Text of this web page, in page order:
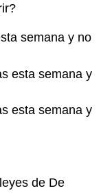
semana y no
esta semana y
esta semana y
de De